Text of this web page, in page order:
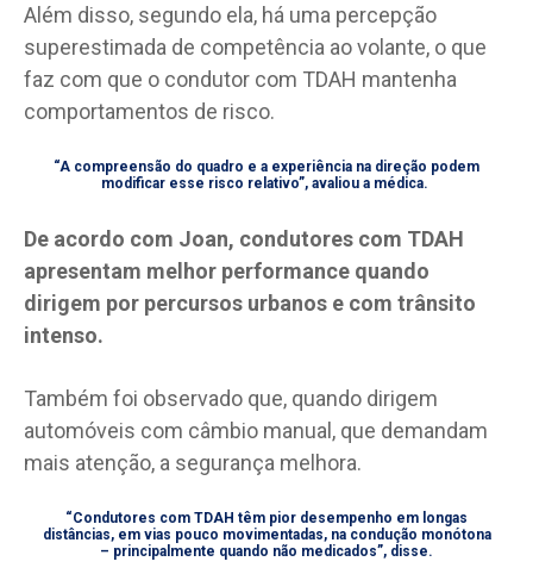
Além disso, segundo ela, há uma percepção
superestimada de competência ao volante, o que
faz com que o condutor com TDAH mantenha
comportamentos de risco.
“A compreensão do quadro e a experiência na direção podem
modificar esse risco relativo”, avaliou a médica.
De acordo com Joan, condutores com TDAH
apresentam melhor performance quando
dirigem por percursos urbanos e com trânsito
intenso.
Também foi observado que, quando dirigem
automóveis com câmbio manual, que demandam
mais atenção, a segurança melhora.
“Condutores com TDAH têm pior desempenho em longas
distâncias, em vias pouco movimentadas, na condução monótona
– principalmente quando não medicados”, disse.